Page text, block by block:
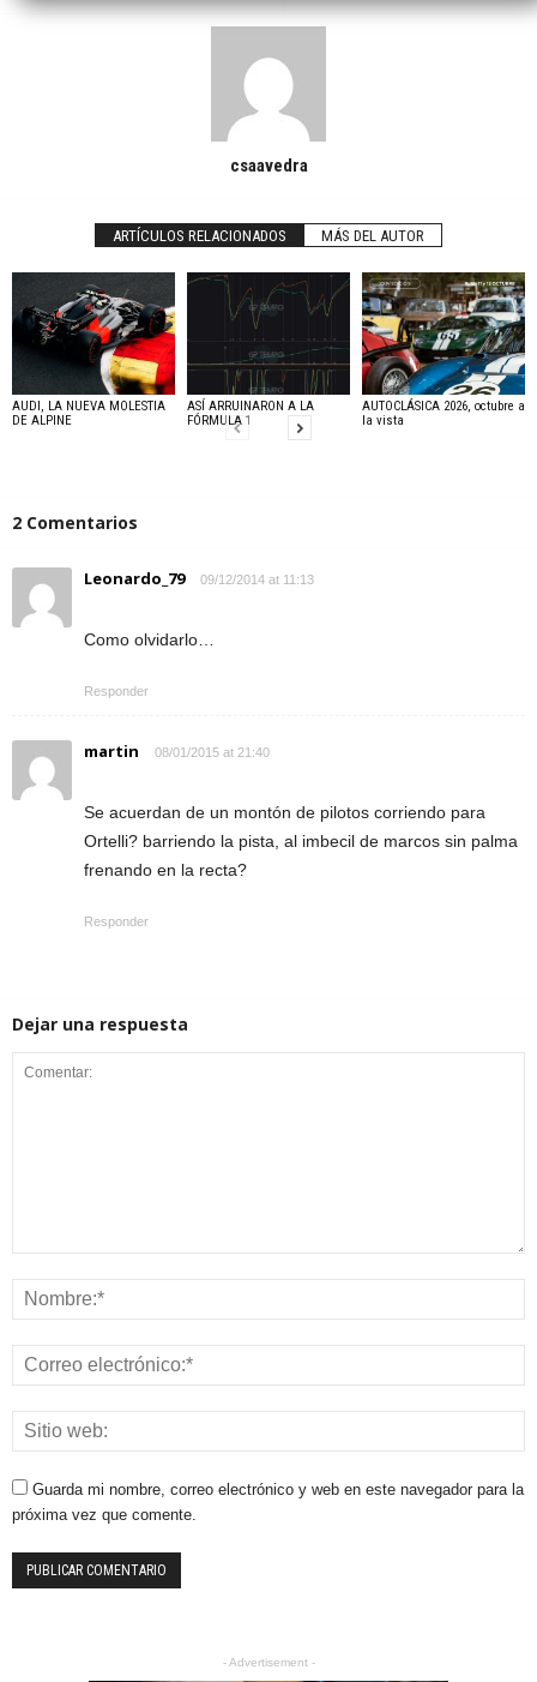
csaavedra
ARTÍCULOS RELACIONADOS MÁS DEL AUTOR
AUDI, LA NUEVA MOLESTIA
DE ALPINE
ASÍ ARRUINARON A LA
FÓRMULA 1
AUTOCLÁSICA 2026, octubre a
la vista
2 Comentarios
Leonardo_79 09/12/2014 at 11:13
Como olvidarlo…
Responder
martin 08/01/2015 at 21:40
Se acuerdan de un montón de pilotos corriendo para
Ortelli? barriendo la pista, al imbecil de marcos sin palma
frenando en la recta?
Responder
Dejar una respuesta
Guarda mi nombre, correo electrónico y web en este navegador para la
próxima vez que comente.
- Advertisement -